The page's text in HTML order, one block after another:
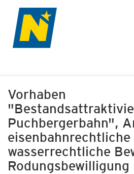
Vorhaben
Puchbergerbahn",
wasserrechtliche
Rodungsbewilligung